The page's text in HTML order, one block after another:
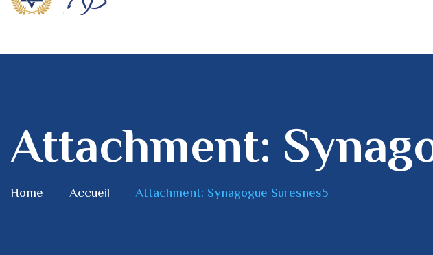
Attachment:
Home Accueil Attachment: Synagogue Suresnes5